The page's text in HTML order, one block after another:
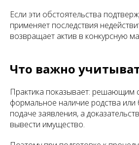
Если эти обстоятельства
применяет последствия
возвращает актив в конкурсную
Что важно
Практика показывает: решающим
формальное наличие родства или
подаче заявления, а
вывести имущество.